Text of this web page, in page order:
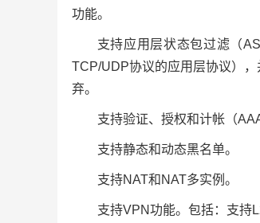
功能。
支持应用层状态包过滤（
TCP/UDP协议的应用层协议）
弃。
支持验证、授权和计帐（
支持静态和动态黑名单。
支持NAT和NAT多实例。
支持VPN功能。包括：支持